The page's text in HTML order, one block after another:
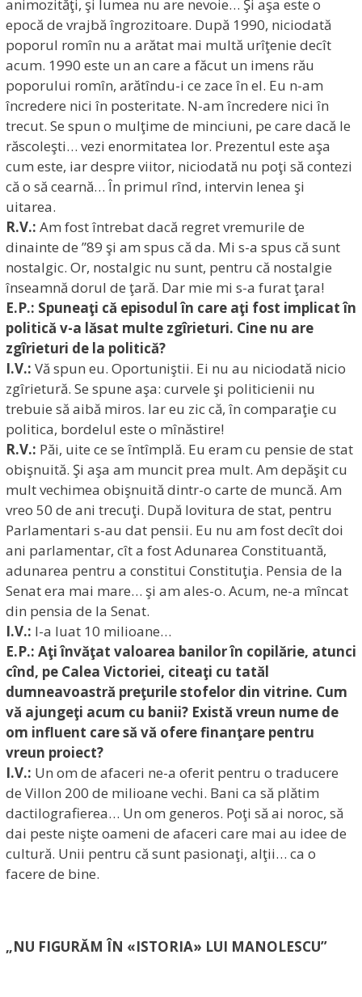
animozităţi, şi lumea nu are nevoie… Şi aşa este o
epocă de vrajbă îngrozitoare. După 1990, niciodată
poporul romîn nu a arătat mai multă urîţenie decît
acum. 1990 este un an care a făcut un imens rău
poporului romîn, arătîndu-i ce zace în el. Eu n-am
încredere nici în posteritate. N-am încredere nici în
trecut. Se spun o mulţime de minciuni, pe care dacă le
răscoleşti… vezi enormitatea lor. Prezentul este aşa
cum este, iar despre viitor, niciodată nu poţi să contezi
că o să cearnă… În primul rînd, intervin lenea şi
uitarea.
R.V.: Am fost întrebat dacă regret vremurile de
dinainte de ”89 şi am spus că da. Mi s-a spus că sunt
nostalgic. Or, nostalgic nu sunt, pentru că nostalgie
înseamnă dorul de ţară. Dar mie mi s-a furat ţara!
E.P.: Spuneaţi că episodul în care aţi fost implicat în
politică v-a lăsat multe zgîrieturi. Cine nu are
zgîrieturi de la politică?
I.V.: Vă spun eu. Oportuniştii. Ei nu au niciodată nicio
zgîrietură. Se spune aşa: curvele şi politicienii nu
trebuie să aibă miros. Iar eu zic că, în comparaţie cu
politica, bordelul este o mînăstire!
R.V.: Păi, uite ce se întîmplă. Eu eram cu pensie de stat
obişnuită. Şi aşa am muncit prea mult. Am depăşit cu
mult vechimea obişnuită dintr-o carte de muncă. Am
vreo 50 de ani trecuţi. După lovitura de stat, pentru
Parlamentari s-au dat pensii. Eu nu am fost decît doi
ani parlamentar, cît a fost Adunarea Constituantă,
adunarea pentru a constitui Constituţia. Pensia de la
Senat era mai mare… şi am ales-o. Acum, ne-a mîncat
din pensia de la Senat.
I.V.: I-a luat 10 milioane…
E.P.: Aţi învăţat valoarea banilor în copilărie, atunci
cînd, pe Calea Victoriei, citeaţi cu tatăl
dumneavoastră preţurile stofelor din vitrine. Cum
vă ajungeţi acum cu banii? Există vreun nume de
om influent care să vă ofere finanţare pentru
vreun proiect?
I.V.: Un om de afaceri ne-a oferit pentru o traducere
de Villon 200 de milioane vechi. Bani ca să plătim
dactilografierea… Un om generos. Poţi să ai noroc, să
dai peste nişte oameni de afaceri care mai au idee de
cultură. Unii pentru că sunt pasionaţi, alţii… ca o
facere de bine.
„NU FIGURĂM ÎN «ISTORIA» LUI MANOLESCU”